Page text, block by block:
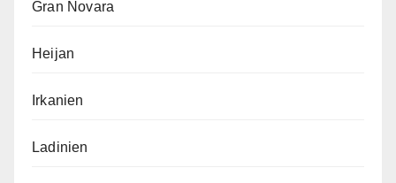
Gran Novara
Heijan
Irkanien
Ladinien